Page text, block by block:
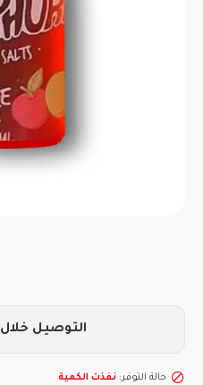
حالة التوفر: نفذت الكمية
التوصيل خلال 1-3 يوم عمل